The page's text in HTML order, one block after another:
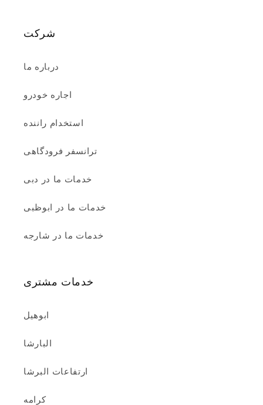
شرکت
درباره ما
اجاره خودرو
استخدام راننده
ترانسفر فرودگاهی
خدمات ما در دبی
خدمات ما در ابوظبی
خدمات ما در شارجه
خدمات مشتری
ابوهیل
البارشا
ارتفاعات البرشا
کرامه